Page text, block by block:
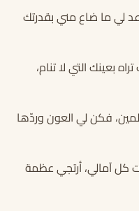
لي ما ضاع مني بقدرتك
بعينك التي لا تنام،
فكن لي العون وردّها
كل آمالي، أرتجي عظمة